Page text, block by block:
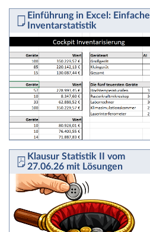
Einführung in Excel: Einfache
Inventarstatistik
Klausur Statistik II vom
27.06.26 mit Lösungen